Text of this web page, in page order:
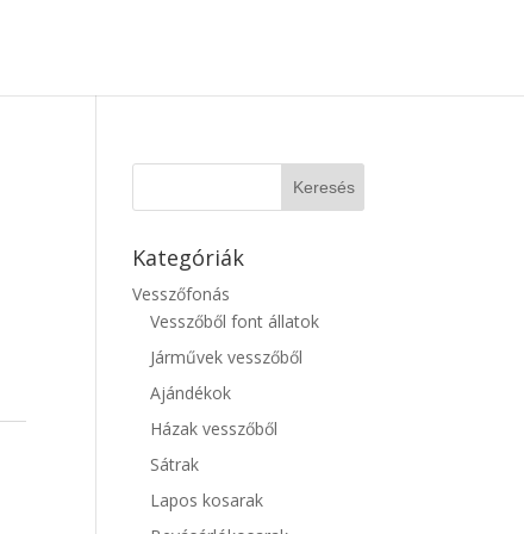
Kategóriák
Vesszőfonás
Vesszőből font állatok
Járművek vesszőből
Ajándékok
Házak vesszőből
Sátrak
Lapos kosarak